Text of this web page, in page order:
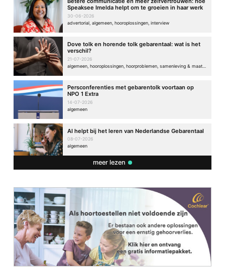
Speaksee Imelda helpt om te groeien in haar werk
30-06-2026
advertorial, algemeen, hooroplossingen, interview
Dove tolk en horende tolk gebarentaal: wat is het
verschil?
21-07-2026
algemeen, hooroplossingen, hoorproblemen, samenleving & maatschappij
Persconferenties met gebarentolk voortaan op
NPO 1 Extra
14-07-2026
algemeen
AI helpt bij het leren van Nederlandse Gebarentaal
08-07-2026
algemeen
meer lezen